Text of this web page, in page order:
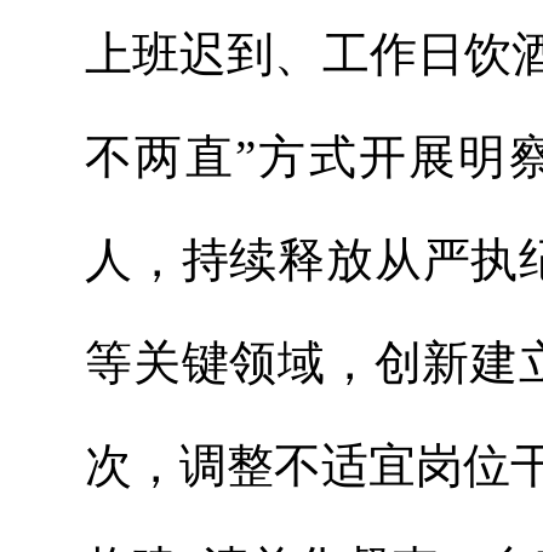
上班迟到、工作日
不两直”方式开展明
人，持续释放从严
等关键领域，创新建
次，调整不适宜岗位